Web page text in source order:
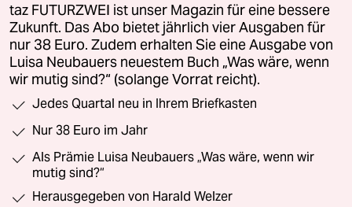
taz FUTURZWEI ist unser Magazin für eine bessere
Zukunft. Das Abo bietet jährlich vier Ausgaben für
nur 38 Euro. Zudem erhalten Sie eine Ausgabe von
Luisa Neubauers neuestem Buch „Was wäre, wenn
wir mutig sind?“ (solange Vorrat reicht).
Jedes Quartal neu in Ihrem Briefkasten
Nur 38 Euro im Jahr
Als Prämie Luisa Neubauers „Was wäre, wenn wir
mutig sind?“
Herausgegeben von Harald Welzer